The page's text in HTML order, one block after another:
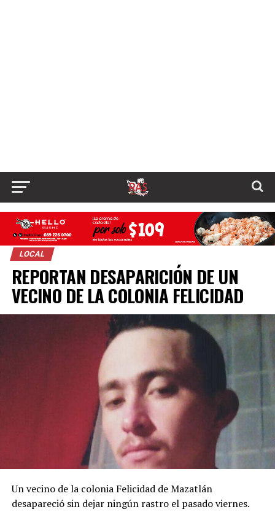
LOCAL
REPORTAN DESAPARICIÓN DE UN
VECINO DE LA COLONIA FELICIDAD
Un vecino de la colonia Felicidad de Mazatlán
desapareció sin dejar ningún rastro el pasado viernes.